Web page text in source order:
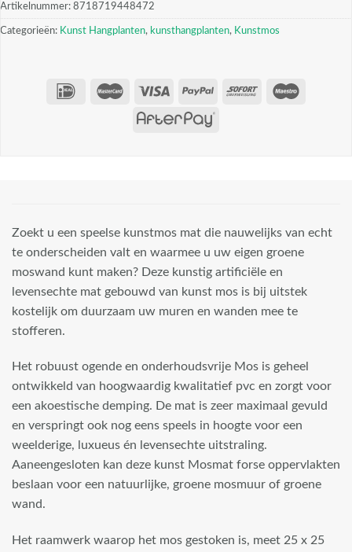
Artikelnummer: 8718719448472
Categorieën: Kunst Hangplanten, kunsthangplanten, Kunstmos
Zoekt u een speelse kunstmos mat die nauwelijks van echt
te onderscheiden valt en waarmee u uw eigen groene
moswand kunt maken? Deze kunstig artificiële en
levensechte mat gebouwd van kunst mos is bij uitstek
kostelijk om duurzaam uw muren en wanden mee te
stofferen.
Het robuust ogende en onderhoudsvrije Mos is geheel
ontwikkeld van hoogwaardig kwalitatief pvc en zorgt voor
een akoestische demping. De mat is zeer maximaal gevuld
en verspringt ook nog eens speels in hoogte voor een
weelderige, luxueus én levensechte uitstraling.
Aaneengesloten kan deze kunst Mosmat forse oppervlakten
beslaan voor een natuurlijke, groene mosmuur of groene
wand.
Het raamwerk waarop het mos gestoken is, meet 25 x 25